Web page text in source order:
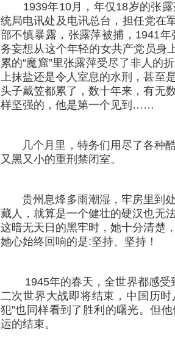
1939年10月，年仅18岁的张露
统局电讯处及电讯总台，担任党在
部不慎暴露，张露萍被捕，1941
务妄想从这个年轻的女共产党员身
累的“魔窟”里张露萍受尽了非人的
上抹盐还是令人室息的水刑，甚至
头子戴笠都累了，数十年来，有无
样坚强的，他是第一个见到……
几个月里，特务们用尽了各种酷
又黑又小的重刑禁闭室。
贵州息烽多雨潮湿，牢房里到处
藏人，就算是一个健壮的硬汉也无
这暗无天日的黑牢时，她十分清楚
她心始终回响的是:坚持、坚持！
1945年的春天，全世界都感受
二次世界大战即将结束，中国历
犯”也同样看到了胜利的曙光。但
运的结束。